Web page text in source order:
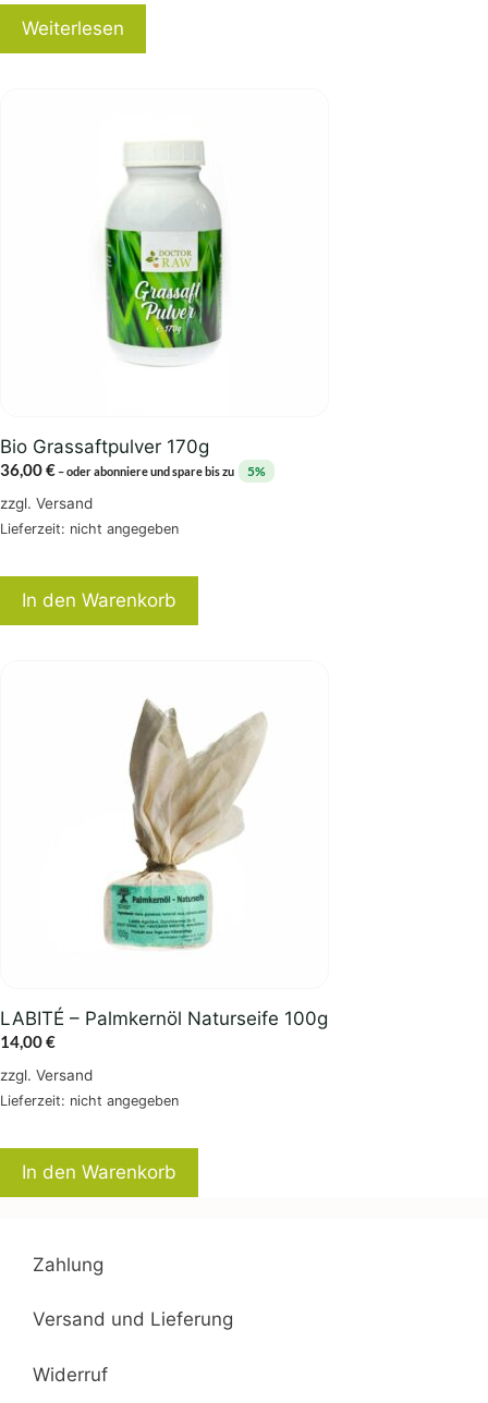
Weiterlesen
Bio Grassaftpulver 170g
36,00€ –oder abonniere und spare bis zu 5%
zzgl. Versand
Lieferzeit: nicht angegeben
In den Warenkorb
LABITÉ – Palmkernöl Naturseife 100g
14,00€
zzgl. Versand
Lieferzeit: nicht angegeben
In den Warenkorb
Zahlung
Versand und Lieferung
Widerruf